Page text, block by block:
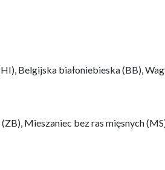
Belgijska białoniebieska (BB),
Mieszaniec bez ras mięsnych